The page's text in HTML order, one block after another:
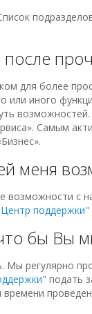
для более
или иного
возможностей.
Самым
меня
возможности с
поддержки"
бы Вы
регулярно
подать